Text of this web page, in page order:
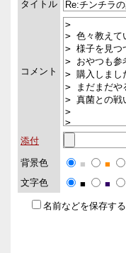
タイトル
コメント
添付
背景色 ■ ■
文字色
■ ■
名前などを保存する